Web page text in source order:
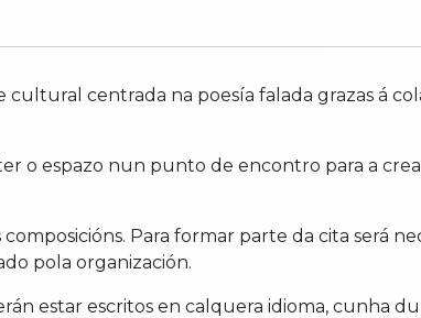
centrada na poesía falada grazas á
o espazo nun punto de encontro para a
Para formar parte da cita será
pola organización.
estar escritos en calquera idioma, cunha